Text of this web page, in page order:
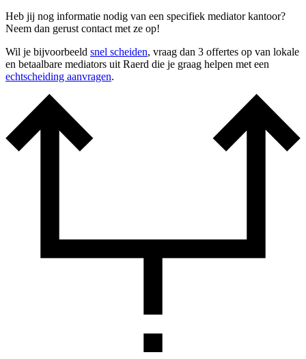
Heb jij nog informatie nodig van een specifiek mediator kantoor?
Neem dan gerust contact met ze op!
Wil je bijvoorbeeld snel scheiden, vraag dan 3 offertes op van lokale
en betaalbare mediators uit Raerd die je graag helpen met een
echtscheiding aanvragen.